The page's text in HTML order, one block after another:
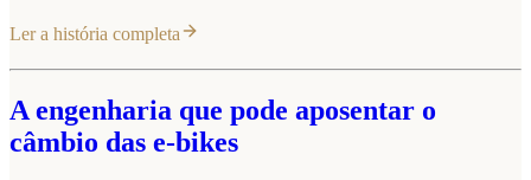
Ler a história completa
A engenharia que pode aposentar o
câmbio das e-bikes